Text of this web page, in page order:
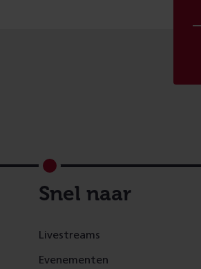
Footer
Snel naar
Livestreams
Evenementen